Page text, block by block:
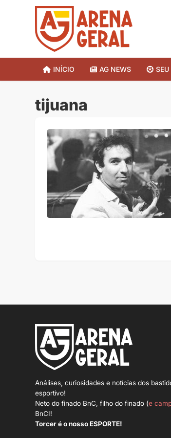
INÍCIO AG NEWS
tijuana
Análises, curiosidades e notícias dos
esportivo!
Neto do finado BnC, filho do finado (e
BnCI!
Torcer é o nosso ESPORTE!